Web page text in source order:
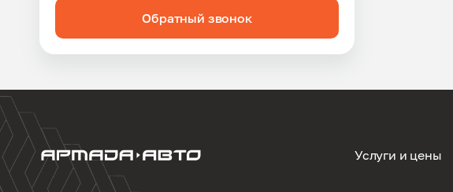
Обратный звонок
Услуги и цены